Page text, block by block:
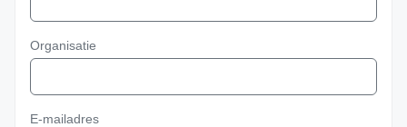
Organisatie
E-mailadres